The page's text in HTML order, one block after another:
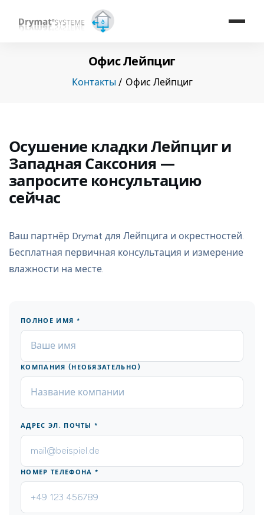
Офис Лейпциг
Контакты Офис Лейпциг
Осушение кладки Лейпциг и
Западная Саксония —
запросите консультацию
сейчас
Ваш партнёр Drymat для Лейпцига и окрестностей.
Бесплатная первичная консультация и измерение
влажности на месте.
ПОЛНОЕ ИМЯ *
КОМПАНИЯ (НЕОБЯЗАТЕЛЬНО)
АДРЕС ЭЛ. ПОЧТЫ *
НОМЕР ТЕЛЕФОНА *